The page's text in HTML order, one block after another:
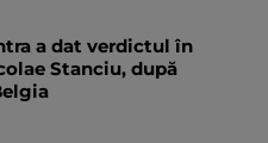
a dat verdictul în
Stanciu, după